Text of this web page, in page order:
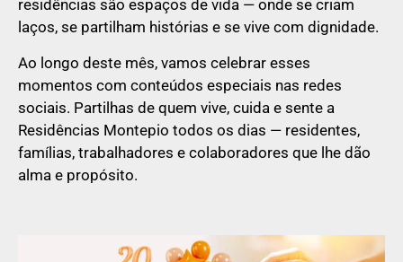
residências são espaços de vida — onde se criam
laços, se partilham histórias e se vive com dignidade.
Ao longo deste mês, vamos celebrar esses
momentos com conteúdos especiais nas redes
sociais. Partilhas de quem vive, cuida e sente a
Residências Montepio todos os dias — residentes,
famílias, trabalhadores e colaboradores que lhe dão
alma e propósito.